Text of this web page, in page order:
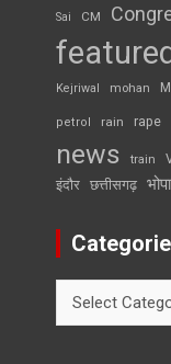
Sai CM
Kejriwal mohan
petrol rain rape
news
train
इंदौर छत्तीसगढ़